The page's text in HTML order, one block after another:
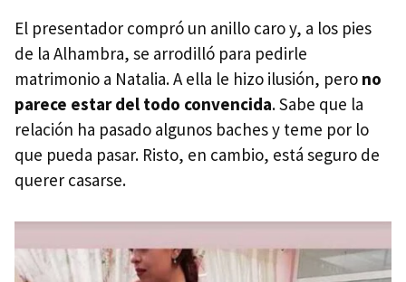
El presentador compró un anillo caro y, a los pies
de la Alhambra, se arrodilló para pedirle
matrimonio a Natalia. A ella le hizo ilusión, pero no
parece estar del todo convencida. Sabe que la
relación ha pasado algunos baches y teme por lo
que pueda pasar. Risto, en cambio, está seguro de
querer casarse.